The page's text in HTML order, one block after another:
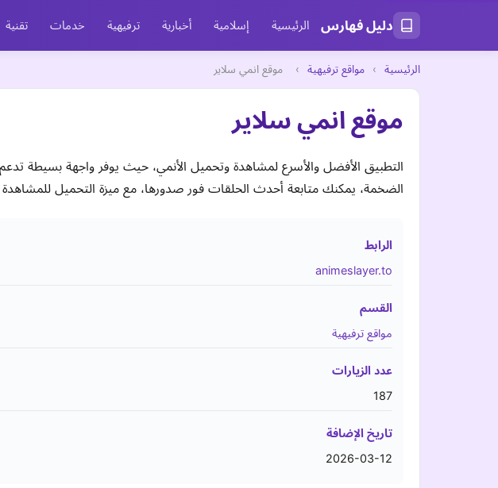
دليل فهارس الرئيسية إسلامية أخبارية ترفيهية خدمات تقنية
الرئيسية › مواقع ترفيهية › موقع انمي سلاير
موقع انمي سلاير
الضخمة، يمكنك متابعة أحدث الحلقات فور صدورها، مع ميزة التحميل للمشاهدة
الرابط
animeslayer.to
القسم
مواقع ترفيهية
عدد الزيارات
187
تاريخ الإضافة
2026-03-12